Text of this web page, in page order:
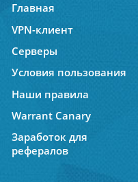
Главная
VPN-клиент
Серверы
Условия пользования
Наши правила
Warrant Canary
Заработок для
рефералов